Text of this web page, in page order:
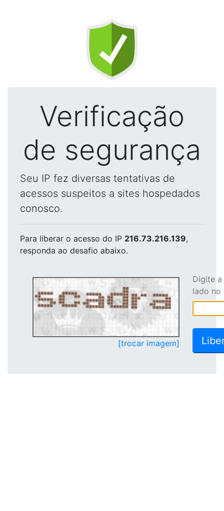
Verificação
de segurança
Seu IP fez diversas tentativas de
acessos suspeitos a sites hospedados
conosco.
Para liberar o acesso do IP 216.73.216.139,
responda ao desafio abaixo.
[trocar imagem]
Digite
lado no